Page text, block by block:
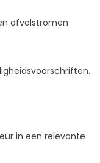
afvalstromen
in een relevante